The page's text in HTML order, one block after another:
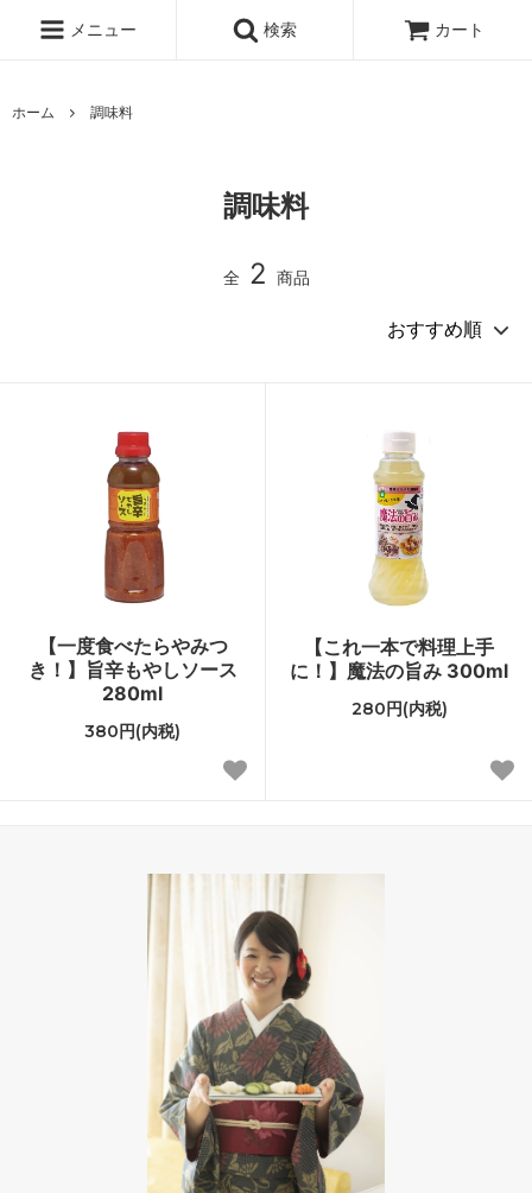
メニュー 検索 カート
ホーム 調味料
調味料
全 2 商品
【一度食べたらやみつ
き！】旨辛もやしソース
280ml
380円(内税)
【これ一本で料理上手
に！】魔法の旨み 300ml
280円(内税)